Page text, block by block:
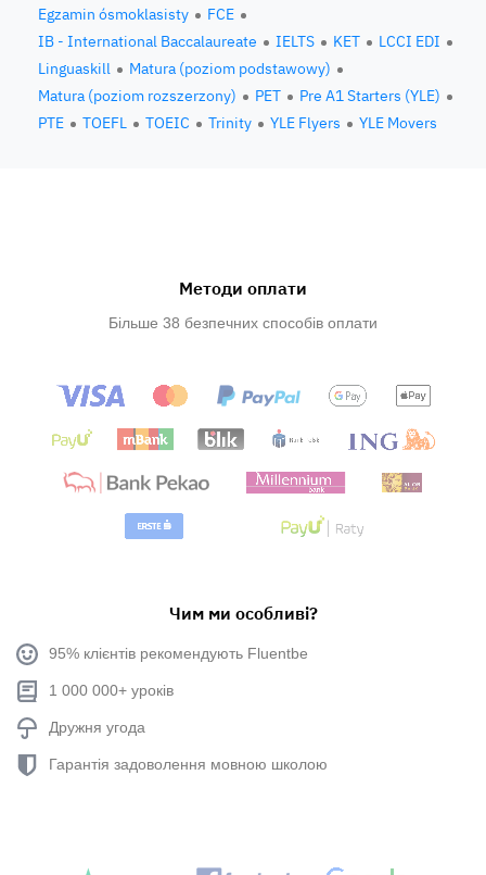
Egzamin ósmoklasisty
FCE
IB - International Baccalaureate
IELTS KET
LCCI EDI
Linguaskill
Matura (poziom podstawowy)
Matura (poziom rozszerzony)
PET
Pre A1 Starters (YLE)
PTE
TOEFL TOEIC Trinity YLE Flyers YLE Movers
Методи оплати
Більше 38 безпечних способів оплати
Чим ми особливі?
95% клієнтів рекомендують Fluentbe
1 000 000+ уроків
Дружня угода
Гарантія задоволення мовною школою